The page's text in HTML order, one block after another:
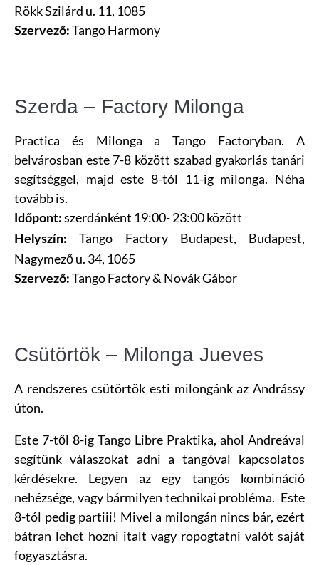
Rökk Szilárd u. 11, 1085
Szervező: Tango Harmony
Szerda – Factory Milonga
Practica és Milonga a Tango Factoryban. A
belvárosban este 7-8 között szabad gyakorlás tanári
segítséggel, majd este 8-tól 11-ig milonga. Néha
tovább is.
Időpont: szerdánként 19:00- 23:00 között
Helyszín:
Tango Factory Budapest, Budapest,
Nagymező u. 34, 1065
Szervező: Tango Factory & Novák Gábor
Csütörtök – Milonga Jueves
A rendszeres csütörtök esti milongánk az Andrássy
úton.
Este 7-től 8-ig Tango Libre Praktika, ahol Andreával
segítünk válaszokat adni a tangóval kapcsolatos
kérdésekre. Legyen az egy tangós kombináció
nehézsége, vagy bármilyen technikai probléma. Este
8-tól pedig partiii! Mivel a milongán nincs bár, ezért
bátran lehet hozni italt vagy ropogtatni valót saját
fogyasztásra.